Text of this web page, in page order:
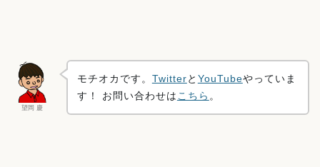
望岡 慶
モチオカです。 Twitterと YouTubeやっていま
す！ お問い合わせはこちら 。